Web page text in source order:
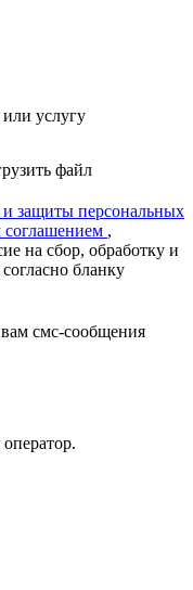
услугу
файл
защиты персональных
соглашением ,
на сбор, обработку и
бланку
смс-сообщения